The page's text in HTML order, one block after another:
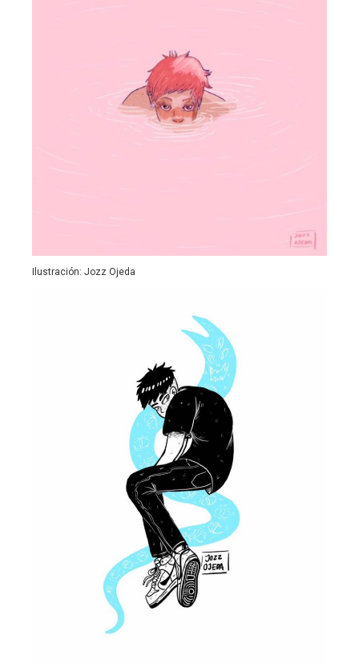
Ilustración: Jozz Ojeda